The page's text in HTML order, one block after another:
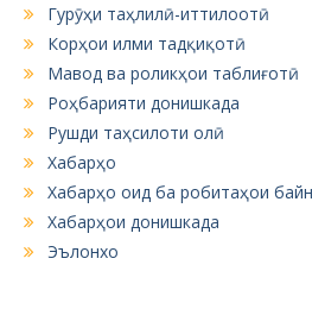
Гурӯҳи таҳлилӣ-иттилоотӣ
Корҳои илми тадқиқотӣ
Мавод ва роликҳои таблиғотӣ
Роҳбарияти донишкада
Рушди таҳсилоти олӣ
Хабарҳо
Хабарҳо оид ба робитаҳои
Хабарҳои донишкада
Эълонхо